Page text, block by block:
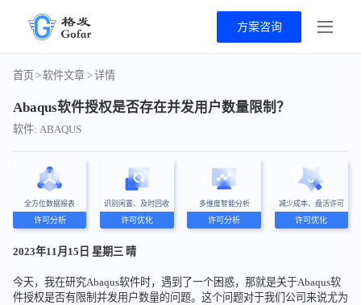
方案咨询
首页>软件文章 >详情
Abaqus软件授权是否存在并发用户数量限制？
软件: ABAQUS
全方位数据报表
许可分析
识别闲置、及时回收
许可优化
多维度智能分析
许可分析
减少成本、盘活许可
许可优化
2023年11月15日 星期三 晴
今天，我在研究Abaqus软件时，遇到了一个困惑，那就是关于Abaqus软
件授权是否有限制并发用户数量的问题。这个问题对于我们公司来说尤为